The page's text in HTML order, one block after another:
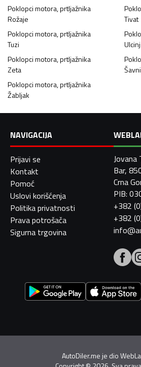
Poklopci motora, prtljažnika
Rožaje
Tivat
Poklopci motora, prtljažnika
Tuzi
Ulcinj
Poklopci motora, prtljažnika
Zeta
Poklopci motora, prtljažnika
Žabljak
NAVIGACIJA
Prijavi se
Kontakt
Pomoć
Uslovi korišćenja
Politika privatnosti
Prava potrošača
Sigurna trgovina
Jovana
Bar,
Crna
PIB:
+382
+382
AutoDiler.me je dio